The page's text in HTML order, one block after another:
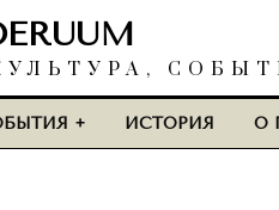
ИСТОРИЯ О